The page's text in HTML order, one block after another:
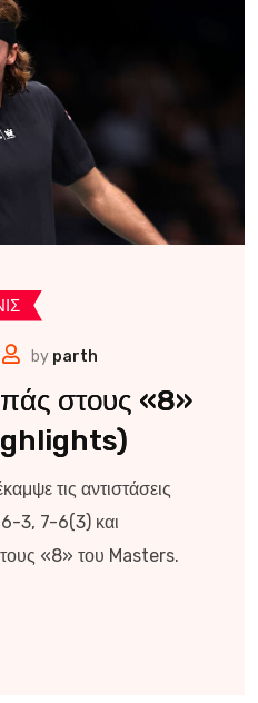
by parth
στους «8»
τις αντιστάσεις
3, 7-6(3) και
«8» του Masters.